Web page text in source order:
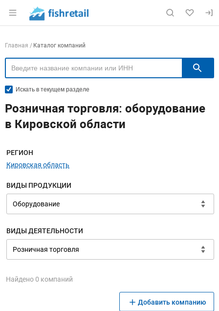
Раздел навигации по сайту fishretail.ru
Навигация по компаниям
Главная Каталог компаний
Искать в текущем разделе
Розничная торговля: оборудование
в Кировской области
Меню навигации
РЕГИОН
Кировская область
ВИДЫ ПРОДУКЦИИ
ВИДЫ ДЕЯТЕЛЬНОСТИ
Найдено 0 компаний
Добавить компанию